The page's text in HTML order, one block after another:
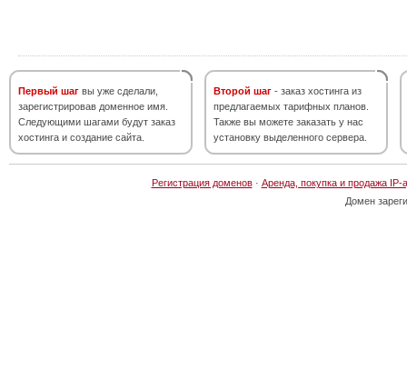
Первый шаг вы уже сделали,
зарегистрировав доменное имя.
Следующими шагами будут заказ
хостинга и создание сайта.
Второй шаг - заказ хостинга из
предлагаемых тарифных планов.
Также вы можете заказать у нас
установку выделенного сервера.
Регистрация доменов· Аренда, покупка и продажа IP-
Домен